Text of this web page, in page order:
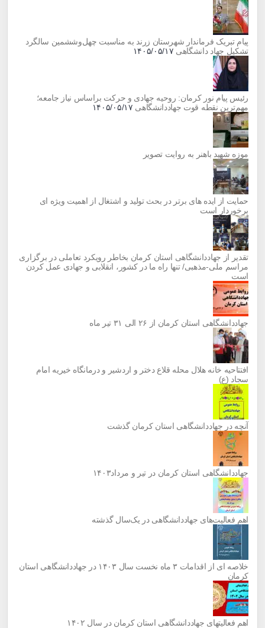
پیام تبریک فرماندار شهرستان زرند به مناسبت چهل‌وششمین سالگرد
تشکیل جهاد دانشگاهی ۱۴۰۵/۰۵/۱۷
رئیس پیام نور کرمان: روحیه جهادی و حرکت براساس نیاز جامعه؛
مهم‌ترین نقطه قوت جهاددانشگاهی ۱۴۰۵/۰۵/۱۷
موزه شهید باهنر به روایت تصویر
حمایت از ایده های برتر در بحث تولید و اشتغال از اهمیت ویژه ای
برخوردار است
تقدیر از جهاددانشگاهی استان کرمان بخاطر رویکرد تعاملی در برگزاری
مراسم ملی-مذهبی/ تنها راه ما در کشور، انقلابی و جهادی عمل کردن
است
جهاددانشگاهی استان کرمان از ۲۶ الی ۳۱ تیر ماه
افتتاحیه خانه هلال محله قلاع دختر و اردشیر و درمانگاه خیریه امام
سجاد (ع)
آنچه در جهاددانشگاهی استان کرمان گذشت
جهاددانشگاهی استان کرمان در تیر و مرداد۱۴۰۳
اهم فعالیت‌های جهاددانشگاهی در یک‌سال گذشته
خلاصه ای از اقدامات ۳ ماه نخست سال ۱۴۰۳ در جهاددانشگاهی استان
کرمان
اهم فعالیتهای جهاددانشگاهی استان کرمان در سال ۱۴۰۲